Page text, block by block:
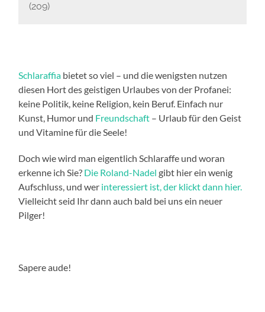
(209)
Schlaraffia bietet so viel – und die wenigsten nutzen
diesen Hort des geistigen Urlaubes von der Profanei:
keine Politik, keine Religion, kein Beruf. Einfach nur
Kunst, Humor und Freundschaft – Urlaub für den Geist
und Vitamine für die Seele!
Doch wie wird man eigentlich Schlaraffe und woran
erkenne ich Sie? Die Roland-Nadel gibt hier ein wenig
Aufschluss, und wer interessiert ist, der klickt dann hier.
Vielleicht seid Ihr dann auch bald bei uns ein neuer
Pilger!
Sapere aude!